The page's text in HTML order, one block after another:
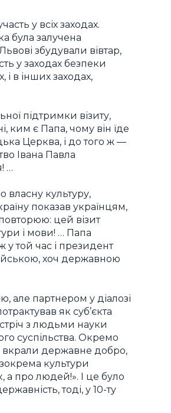
у всіх заходах.
була залучена
збудували вівтар,
у заходах безпеки
і в інших заходах,
підтримки візиту,
ким є Папа, чому він їде
Церква, і до того ж —
Івана Павла
…
власну культуру,
показав українцям,
цей візит
і мови! … Папа
той час і президент
хоч державною
але партнером у діалозі
як суб’єкта
з людьми науки
суспільства. Окремо
вкрали державне добро,
культури
а про людей!». І це було
тоді, у 10-ту